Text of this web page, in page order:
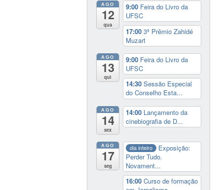
AGO
12
qua
9:00 Feira do Livro da
UFSC
17:003º Prêmio Zahidé
Muzart
AGO
13
qui
9:00 Feira do Livro da
UFSC
14:30Sessão Especial
do Conselho Esta...
AGO
14
sex
14:00 Lançamento da
cinebiografia de D...
AGO
17
seg
dia inteiro
Exposição:
Perder Tudo.
Novament...
16:00Curso de formação